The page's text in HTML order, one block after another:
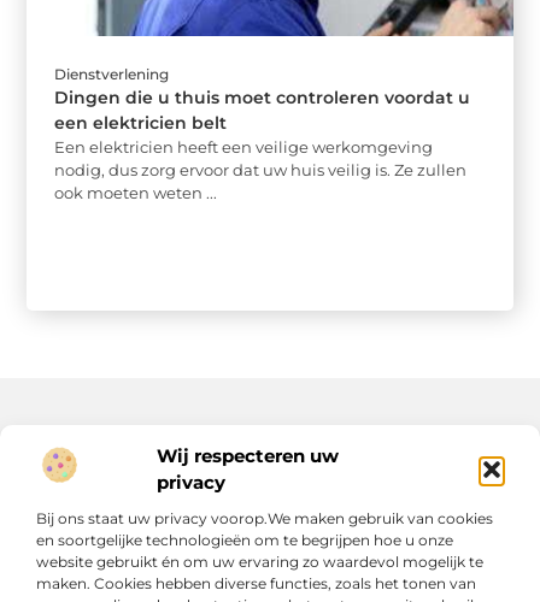
Wij respecteren uw
privacy
Bij ons staat uw privacy voorop.We maken gebruik van cookies
en soortgelijke technologieën om te begrijpen hoe u onze
website gebruikt én om uw ervaring zo waardevol mogelijk te
maken. Cookies hebben diverse functies, zoals het tonen van
Dienstverlening
Dingen die u thuis moet controleren voordat u
een elektricien belt
Een elektricien heeft een veilige werkomgeving
nodig, dus zorg ervoor dat uw huis veilig is. Ze zullen
ook moeten weten ...
Onze informatie